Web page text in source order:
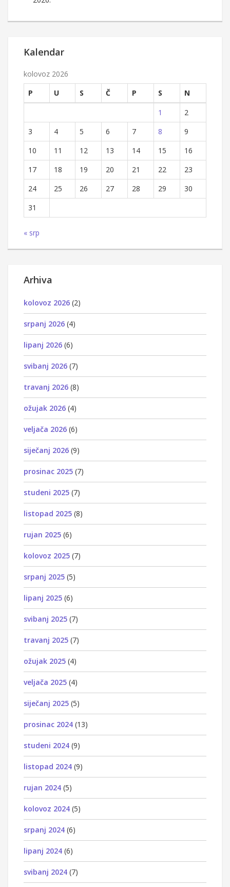
Kalendar
kolovoz 2026
P
U S Č P S
N
1
2
3
4 5 6 7 8
9
10
11 12 13 14 15
16
17
18 19 20 21 22
23
24
25 26 27 28 29
30
31
« srp
Arhiva
kolovoz 2026 (2)
srpanj 2026 (4)
lipanj 2026 (6)
svibanj 2026 (7)
travanj 2026 (8)
ožujak 2026 (4)
veljača 2026 (6)
siječanj 2026 (9)
prosinac 2025 (7)
studeni 2025 (7)
listopad 2025 (8)
rujan 2025 (6)
kolovoz 2025 (7)
srpanj 2025 (5)
lipanj 2025 (6)
svibanj 2025 (7)
travanj 2025 (7)
ožujak 2025 (4)
veljača 2025 (4)
siječanj 2025 (5)
prosinac 2024 (13)
studeni 2024 (9)
listopad 2024 (9)
rujan 2024 (5)
kolovoz 2024 (5)
srpanj 2024 (6)
lipanj 2024 (6)
svibanj 2024 (7)